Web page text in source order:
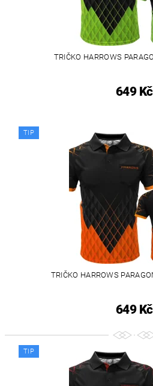
TRIČKO HARROWS
649 Kč
TIP
TRIČKO HARROWS
649 Kč
TIP